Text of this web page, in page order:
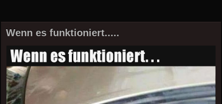
Wenn es funktioniert.....